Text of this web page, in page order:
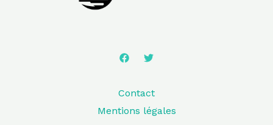
Contact
Mentions légales